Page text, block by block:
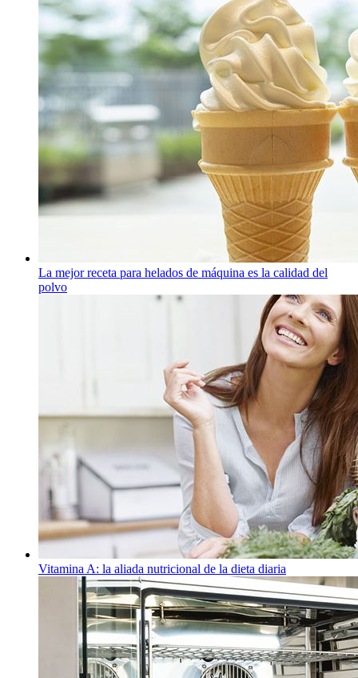
La mejor receta para helados de máquina es la calidad del
polvo
Vitamina A: la aliada nutricional de la dieta diaria